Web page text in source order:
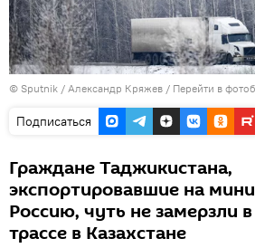
© Sputnik / Александр Кряжев / Перейти в
Подписаться
Граждане Таджикистана,
экспортировавшие на
Россию, чуть не замерзли
трассе в Казахстане